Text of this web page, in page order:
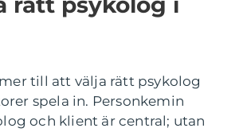
till att välja rätt psykolog
spela in. Personkemin
och klient är central; utan